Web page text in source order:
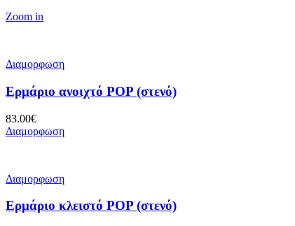
Zoom in
Διαμορφωση
Ερμάριο ανοιχτό POP (στενό)
83.00€
Διαμορφωση
Διαμορφωση
Ερμάριο κλειστό POP (στενό)